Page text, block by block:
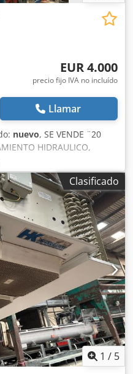
EUR 4.000
precio fijo IVA no incluído
Llamar
nuevo, SE VENDE ¨20
HIDRAULICO,
Akrorf PRECIO POR
Clasificado
1 / 5